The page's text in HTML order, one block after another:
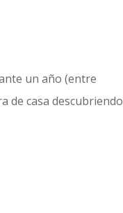
un año (entre
de casa descubriendo